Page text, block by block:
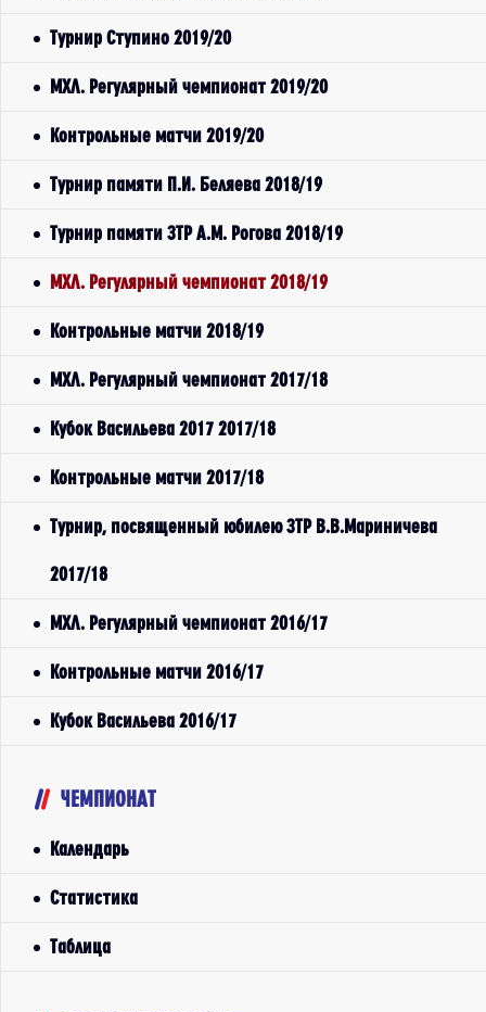
Турнир Ступино 2019/20
МХЛ. Регулярный чемпионат 2019/20
Контрольные матчи 2019/20
Турнир памяти П.И. Беляева 2018/19
Турнир памяти ЗТР А.М. Рогова 2018/19
МХЛ. Регулярный чемпионат 2018/19
Контрольные матчи 2018/19
МХЛ. Регулярный чемпионат 2017/18
Кубок Васильева 2017 2017/18
Контрольные матчи 2017/18
Турнир, посвященный юбилею ЗТР В.В.Мариничева
2017/18
МХЛ. Регулярный чемпионат 2016/17
Контрольные матчи 2016/17
Кубок Васильева 2016/17
ЧЕМПИОНАТ
Календарь
Статистика
Таблица